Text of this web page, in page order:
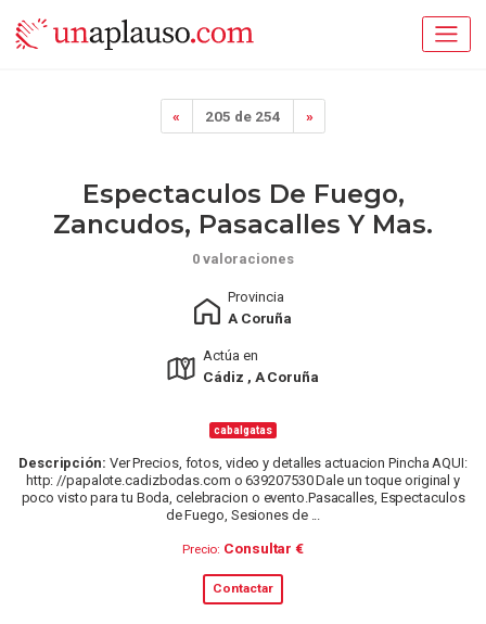
« 205 de 254 »
Espectaculos De Fuego,
Zancudos, Pasacalles Y Mas.
0 valoraciones
Provincia
A Coruña
Actúa en
Cádiz , A Coruña
cabalgatas
Descripción: Ver Precios, fotos, video y detalles actuacion Pincha AQUI:
http: //papalote.cadizbodas.com o 639207530 Dale un toque original y
poco visto para tu Boda, celebracion o evento.Pasacalles, Espectaculos
de Fuego, Sesiones de ...
Precio: Consultar €
Contactar